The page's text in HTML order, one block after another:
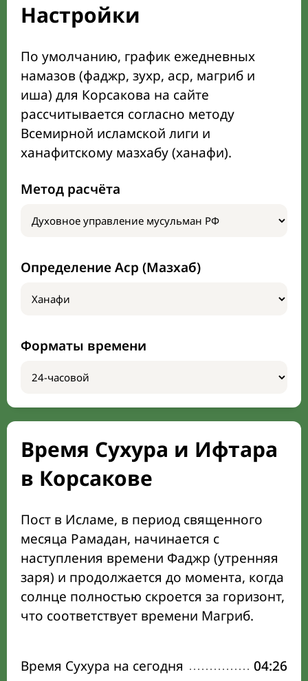
Настройки
По умолчанию, график ежедневных
намазов (фаджр, зухр, аср, магриб и
иша) для Корсакова на сайте
рассчитывается согласно методу
Всемирной исламской лиги и
ханафитскому мазхабу (ханафи).
Метод расчёта
Определение Аср (Мазхаб)
Форматы времени
Время Сухура и Ифтара
в Корсакове
Пост в Исламе, в период священного
месяца Рамадан, начинается с
наступления времени Фаджр (утренняя
заря) и продолжается до момента, когда
солнце полностью скроется за горизонт,
что соответствует времени Магриб.
Время Сухура на сегодня 04:26